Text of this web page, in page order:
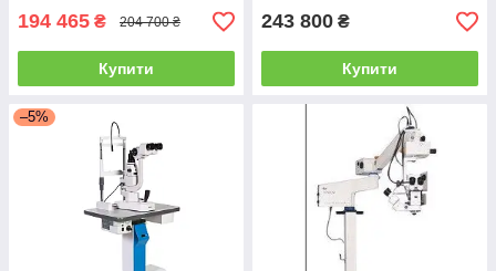
194 465 ₴ 204 700 ₴
Купити
243 800 ₴
Купити
–5%